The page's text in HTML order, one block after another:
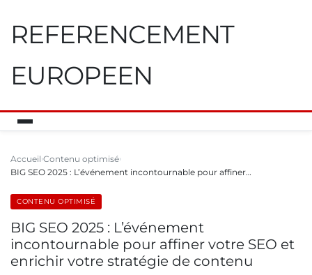
REFERENCEMENT
EUROPEEN
Accueil Contenu optimisé
BIG SEO 2025 : L’événement incontournable pour affiner…
CONTENU OPTIMISÉ
BIG SEO 2025 : L’événement
incontournable pour affiner votre SEO et
enrichir votre stratégie de contenu